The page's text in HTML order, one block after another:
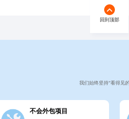
化实践，指出同质化、文化融合不足等问题，并提出
我们始终坚持"看得见
不会外包项目
回到顶部